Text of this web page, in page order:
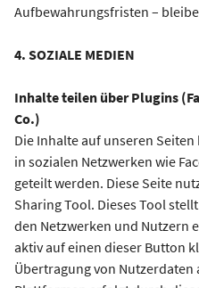
Aufbewahrungsfristen –
4. SOZIALE MEDIEN
Inhalte teilen über Plugins
Co.)
Die Inhalte auf unseren
in sozialen Netzwerken wie
geteilt werden. Diese Seite
Sharing Tool. Dieses Tool
den Netzwerken und Nutzern
aktiv auf einen dieser Button
Übertragung von Nutzerdaten